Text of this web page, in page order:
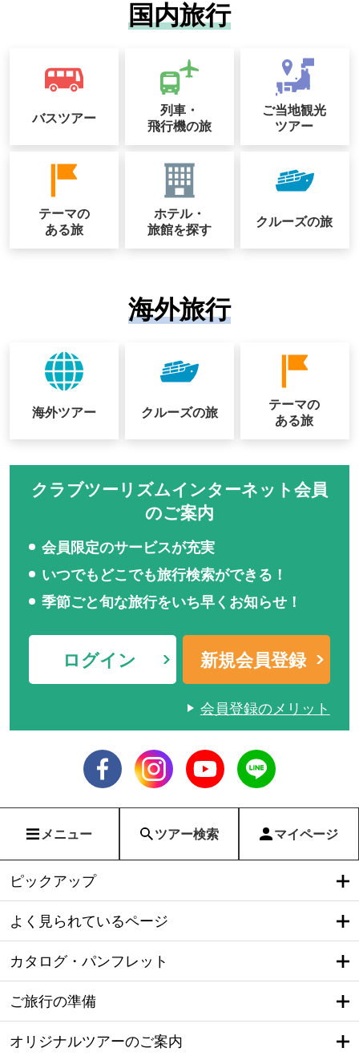
国内旅行
バスツアー
列車・
飛行機の旅
ご当地観光
ツアー
テーマの
ある旅
ホテル・
旅館を探す
クルーズの旅
海外旅行
海外ツアー クルーズの旅
テーマの
ある旅
クラブツーリズムインターネット会員
のご案内
会員限定のサービスが充実
いつでもどこでも旅行検索ができる！
季節ごと旬な旅行をいち早くお知らせ！
ログイン 新規会員登録
会員登録のメリット
メニュー ツアー検索 マイページ
ピックアップ
よく見られているページ
カタログ・パンフレット
ご旅行の準備
オリジナルツアーのご案内